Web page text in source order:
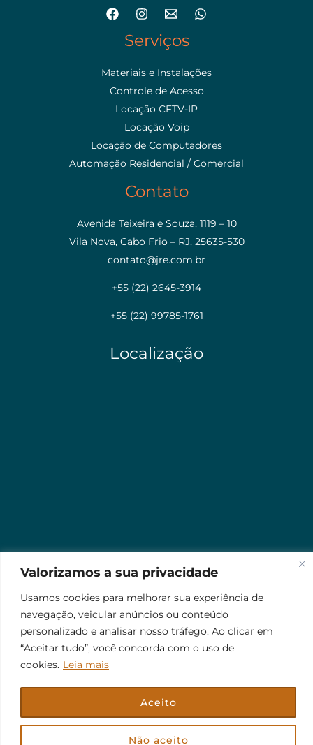
personalizado e analisar nosso tráfego. Ao clicar em
“Aceitar tudo”, você concorda com o uso de
Aceito
Serviços
Materiais e Instalações
Controle de Acesso
Locação CFTV-IP
Locação Voip
Locação de Computadores
Automação Residencial / Comercial
Contato
Avenida Teixeira e Souza, 1119 – 10
Vila Nova, Cabo Frio – RJ, 25635-530
contato@jre.com.br
+55 (22) 2645-3914
+55 (22) 99785-1761
Localização
© 2026 Jr Plus Automação Comercial e Residencial
CriaçãoCesarWeb
Fale Conosco